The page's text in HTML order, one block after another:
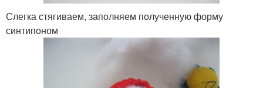
Слегка стягиваем, заполняем полученную форму
синтипоном